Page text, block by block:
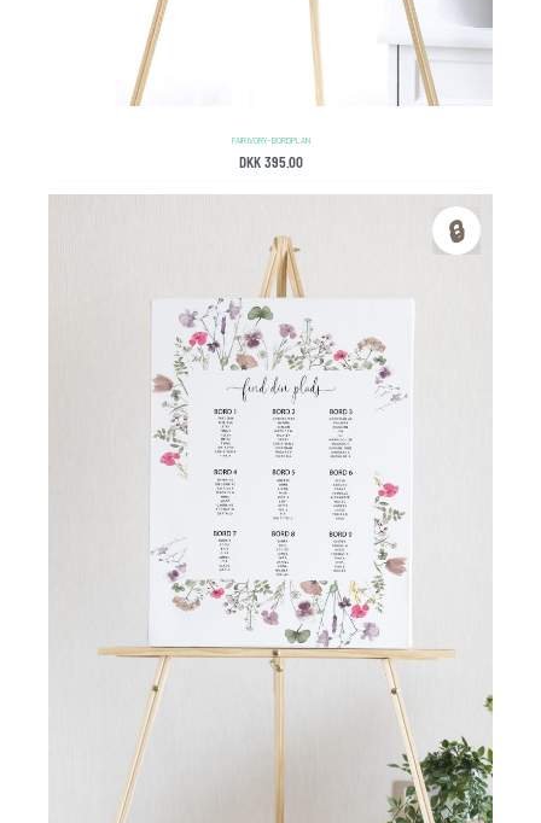
FAIR IVORY – BORDPLAN
DKK395.00
🔒